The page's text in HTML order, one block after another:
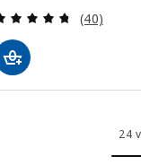
(40)
24